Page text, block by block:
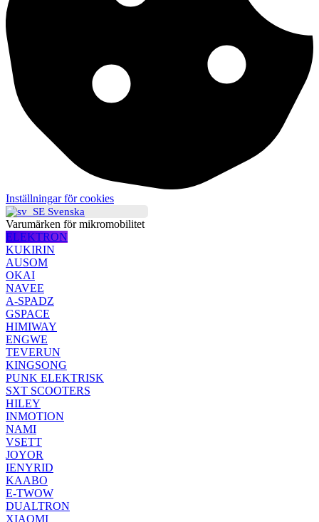
Inställningar för cookies
Svenska
Varumärken för mikromobilitet
ELEKTRON
KUKIRIN
AUSOM
OKAI
NAVEE
A-SPADZ
GSPACE
HIMIWAY
ENGWE
TEVERUN
KINGSONG
PUNK ELEKTRISK
SXT SCOOTERS
HILEY
INMOTION
NAMI
VSETT
JOYOR
IENYRID
KAABO
E-TWOW
DUALTRON
XIAOMI